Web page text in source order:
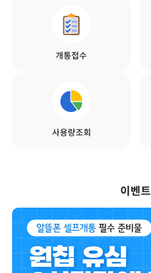
개통접수
사용량조회
이벤트